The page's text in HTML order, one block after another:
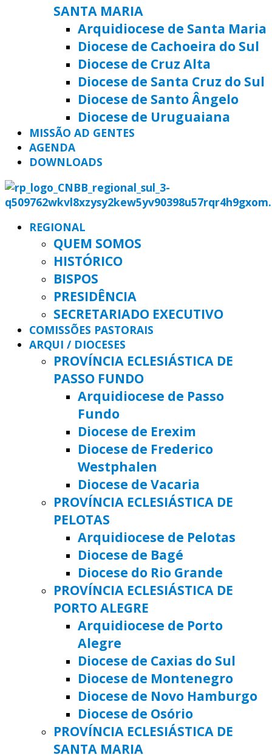
SANTA MARIA
Arquidiocese de Santa Maria
Diocese de Cachoeira do Sul
Diocese de Cruz Alta
Diocese de Santa Cruz do Sul
Diocese de Santo Ângelo
Diocese de Uruguaiana
MISSÃO AD GENTES
AGENDA
DOWNLOADS
REGIONAL
QUEM SOMOS
HISTÓRICO
BISPOS
PRESIDÊNCIA
SECRETARIADO EXECUTIVO
COMISSÕES PASTORAIS
ARQUI / DIOCESES
PROVÍNCIA ECLESIÁSTICA DE
PASSO FUNDO
Arquidiocese de Passo
Fundo
Diocese de Erexim
Diocese de Frederico
Westphalen
Diocese de Vacaria
PROVÍNCIA ECLESIÁSTICA DE
PELOTAS
Arquidiocese de Pelotas
Diocese de Bagé
Diocese do Rio Grande
PROVÍNCIA ECLESIÁSTICA DE
PORTO ALEGRE
Arquidiocese de Porto
Alegre
Diocese de Caxias do Sul
Diocese de Montenegro
Diocese de Novo Hamburgo
Diocese de Osório
PROVÍNCIA ECLESIÁSTICA DE
SANTA MARIA